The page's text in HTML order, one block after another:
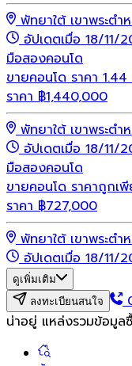
พัทยาใต้ เขาพระตำ
อัปเดตเมื่อ 18/11/
มือสองคอนโด
ขายคอนโด ราคา 1.44
ราคา ฿1,440,000
พัทยาใต้ เขาพระตำ
อัปเดตเมื่อ 18/11/
มือสองคอนโด
ขายคอนโด ราคาถูกเ
ราคา ฿727,000
พัทยาใต้ เขาพระตำ
อัปเดตเมื่อ 18/11/
ดูเพิ่มเติม
ลงทะเบียนสนใจ
น่าอยู่ แหล่งรวมข้อมูล